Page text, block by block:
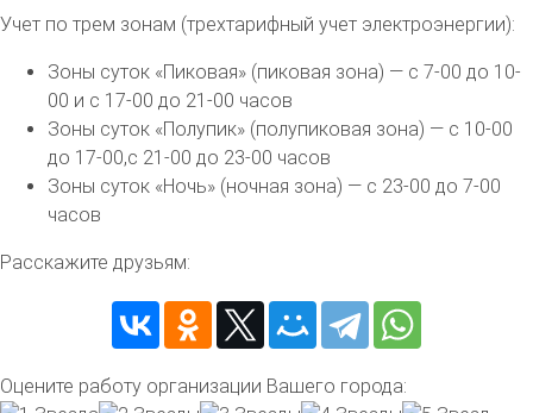
Учет по трем зонам (трехтарифный учет электроэнергии):
Зоны суток «Пиковая» (пиковая зона) — с 7-00 до 10-
00 и с 17-00 до 21-00 часов
Зоны суток «Полупик» (полупиковая зона) — с 10-00
до 17-00,с 21-00 до 23-00 часов
Зоны суток «Ночь» (ночная зона) — с 23-00 до 7-00
часов
Расскажите друзьям:
Оцените работу организации Вашего города: